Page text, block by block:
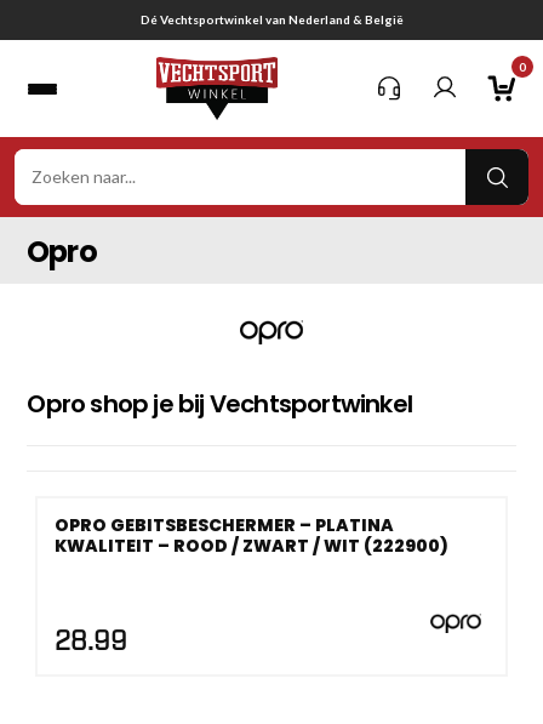
naar
Dé Vechtsportwinkel van Nederland & België
0
Opro
Opro shop je bij Vechtsportwinkel
OPRO GEBITSBESCHERMER – PLATINA
KWALITEIT – ROOD / ZWART / WIT (222900)
28.99